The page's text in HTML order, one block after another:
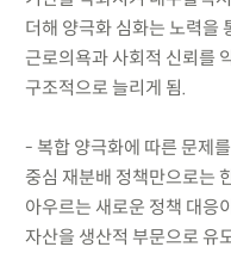
더해 양극화 심화는 노력을
근로의욕과 사회적 신뢰를
구조적으로 늘리게 됨.
- 복합 양극화에 따른 문제
중심 재분배 정책만으로는
아우르는 새로운 정책 대응
자산을 생산적 부문으로 유